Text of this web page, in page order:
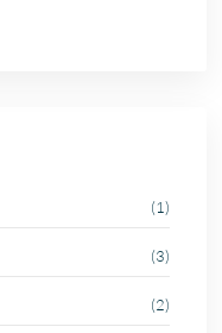
(1)
(3)
(2)